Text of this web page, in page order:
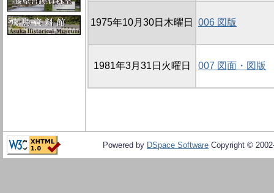
1975年10月30日木曜日 006 図版
1981年3月31日火曜日 007 図面・図版
Powered by DSpace Software Copyright ©